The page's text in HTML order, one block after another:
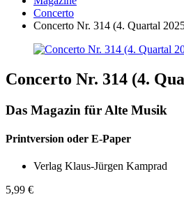
Concerto
Concerto Nr. 314 (4. Quartal
Concerto Nr. 314 (4.
Das Magazin für Alte Musik
Printversion oder E-Paper
Verlag Klaus-Jürgen Kamprad
5,99 €